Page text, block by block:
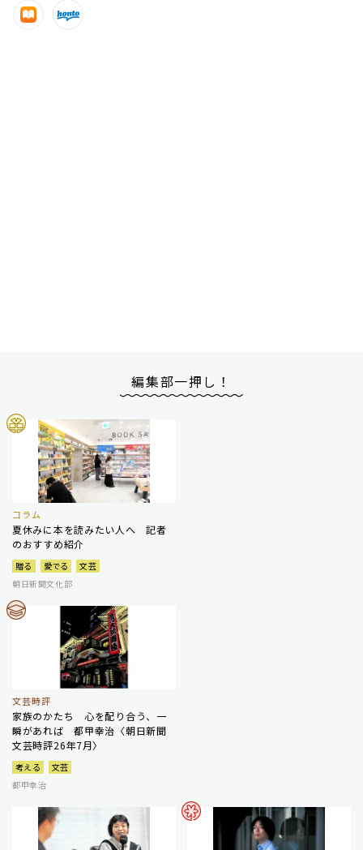
編集部一押し！
コラム
夏休みに本を読みたい人へ 記者
のおすすめ紹介
贈る 愛でる
文芸
朝日新聞文化部
文芸時評
家族のかたち 心を配り合う、一
瞬があれば 都甲幸治〈朝日新聞
文芸時評26年7月〉
考える
文芸
都甲幸治